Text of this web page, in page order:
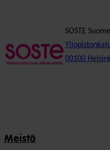
SOSTE
00100
Meistä